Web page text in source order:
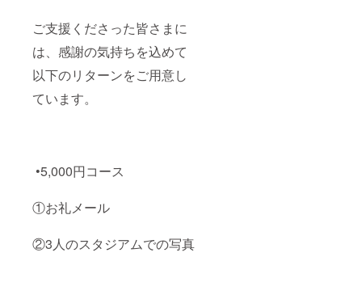
ご支援くださった皆さまに
は、感謝の気持ちを込めて
以下のリターンをご用意し
ています。
•5,000円コース
①お礼メール
②3人のスタジアムでの写真